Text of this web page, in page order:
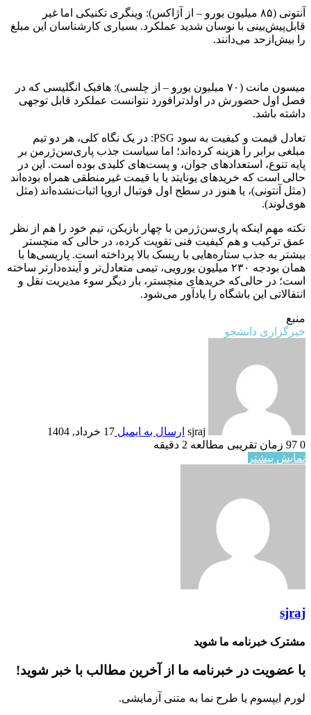
آنتونی (۸۵ میلیون یورو – از آژاکس): وینگری تکنیکی اما غیر
قابل‌پیش‌بینی با نوسان شدید عملکرد. بسیاری کارشناسان این مبلغ
را بیش‌ازحد می‌دانند.
میسون مانت (۷۰ میلیون یورو – از چلسی): هافبک انگلیسی که در
فصل اول حضورش در اولدترافورد نتوانست عملکرد قابل توجهی
داشته باشد.
تعادل قیمت و کیفیت به سود PSG: در یک نگاه کلی، هر دو تیم
مبلغی برابر را هزینه کرده‌اند؛ اما سیاست جذب پاری‌سن‌ژرمن بر
پایه تنوع، استعداد‌های جوان، و پست‌های کلیدی بوده است. این در
حالی است که خرید‌های یونایتد یا با قیمت غیرمنطقی همراه بوده‌اند
(مثل آنتونی)، یا هنوز در سطح اول فوتبال اروپا اثبات‌نشده‌اند (مثل
هوی‌لوند).
نکته مهم اینکه پاری‌سن‌ژرمن با چهار بازیکن، تیم خود را هم از نظر
عمق ترکیب و هم کیفیت فنی تقویت کرده، در حالی که منچستر
بیشتر به جذب ستاره‌هایی با ریسک بالا پرداخته است. پاریسی‌ها با
همان بودجه ۲۳۰ میلیون یورویی، تیمی متعادل‌تر و آینده‌دارتر ساخته
است؛ در حالی‌که خریدهای منچستر، بار دیگر سوء مدیریت نقل‌ و
انتقالاتی این باشگاه را یادآور می‌شود.
منبع
خبرگزاری دانشجو
sjraj ارسال به ایمیل 17 خرداد, 1404
0
زمان تقریبی مطالعه 2 دقیقه
نمایش بیشتر
sjraj
مشترک خبرنامه ما شوید
با عضویت در خبرنامه ما از آخرین مطالب با خبر شوید!
لورم ایپسوم یا طرح‌ نما به متنی آزمایشی.